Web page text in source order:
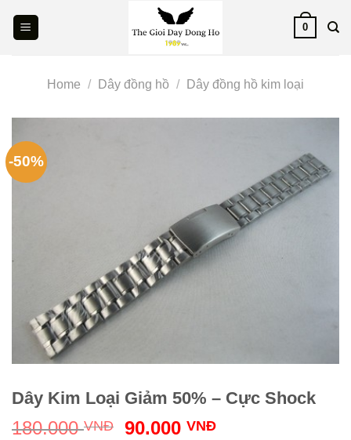
0
Home / Dây đồng hồ / Dây đồng hồ kim loại
-50%
Dây Kim Loại Giảm 50% – Cực Shock
180.000VNĐ
Original
90.000VNĐCurrent